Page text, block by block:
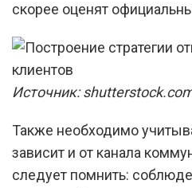
скорее оценят
Источник:
Также необходимо
зависит и от канала
следует помнить: